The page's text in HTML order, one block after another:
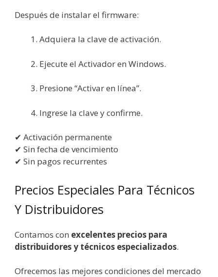
Después de instalar el firmware:
Adquiera la clave de activación.
Ejecute el Activador en Windows.
Presione “Activar en línea”.
Ingrese la clave y confirme.
✔ Activación permanente
✔ Sin fecha de vencimiento
✔ Sin pagos recurrentes
Precios Especiales Para Técnicos
Y Distribuidores
Contamos con excelentes precios para
distribuidores y técnicos especializados.
Ofrecemos las mejores condiciones del mercado